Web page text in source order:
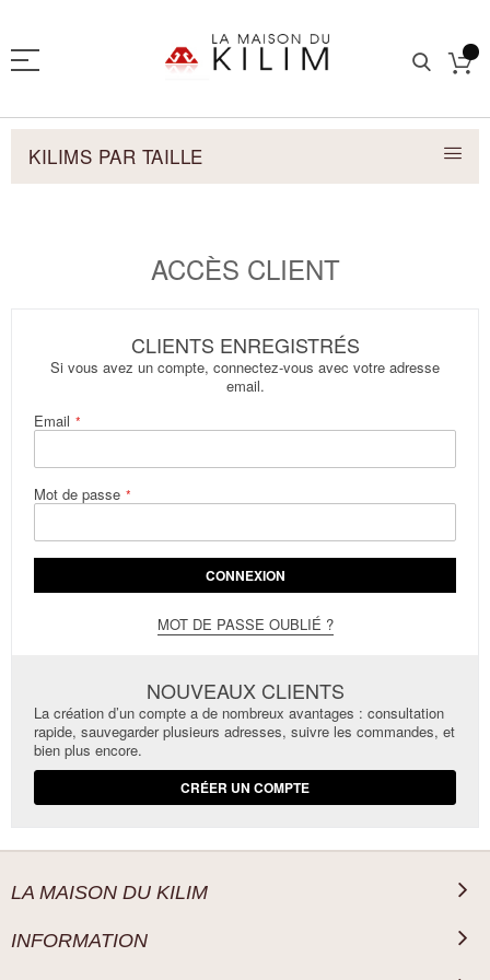
KILIMS PAR TAILLE
ACCÈS CLIENT
CLIENTS ENREGISTRÉS
Si vous avez un compte, connectez-vous avec votre adresse
email.
Email
Mot de passe
CONNEXION
MOT DE PASSE OUBLIÉ ?
NOUVEAUX CLIENTS
La création d’un compte a de nombreux avantages : consultation
rapide, sauvegarder plusieurs adresses, suivre les commandes, et
bien plus encore.
CRÉER UN COMPTE
LA MAISON DU KILIM
INFORMATION